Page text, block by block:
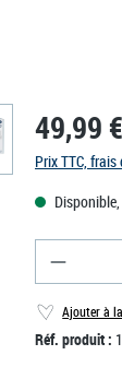
49,99
Prix TTC,
Ajouter à
Réf. produit :